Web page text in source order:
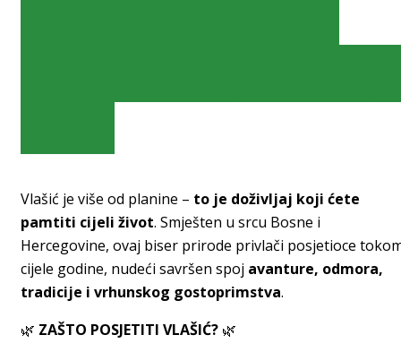
Vlašić je više od planine – to je doživljaj koji ćete
pamtiti cijeli život. Smješten u srcu Bosne i
Hercegovine, ovaj biser prirode privlači posjetioce
cijele godine, nudeći savršen spoj avanture, odmora,
tradicije i vrhunskog gostoprimstva.
🌿 ZAŠTO POSJETITI VLAŠIĆ? 🌿